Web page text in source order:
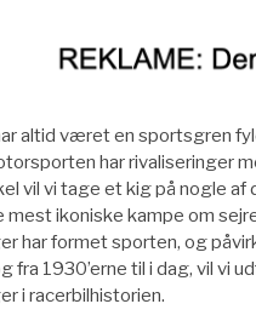
altid været en sportsgren
har rivaliseringer
vil vi tage et kig på nogle af
mest ikoniske kampe om
har formet sporten, og
fra 1930’erne til i dag, vil
i racerbilhistorien.